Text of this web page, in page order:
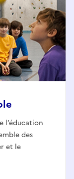
l’éducation
des
et le